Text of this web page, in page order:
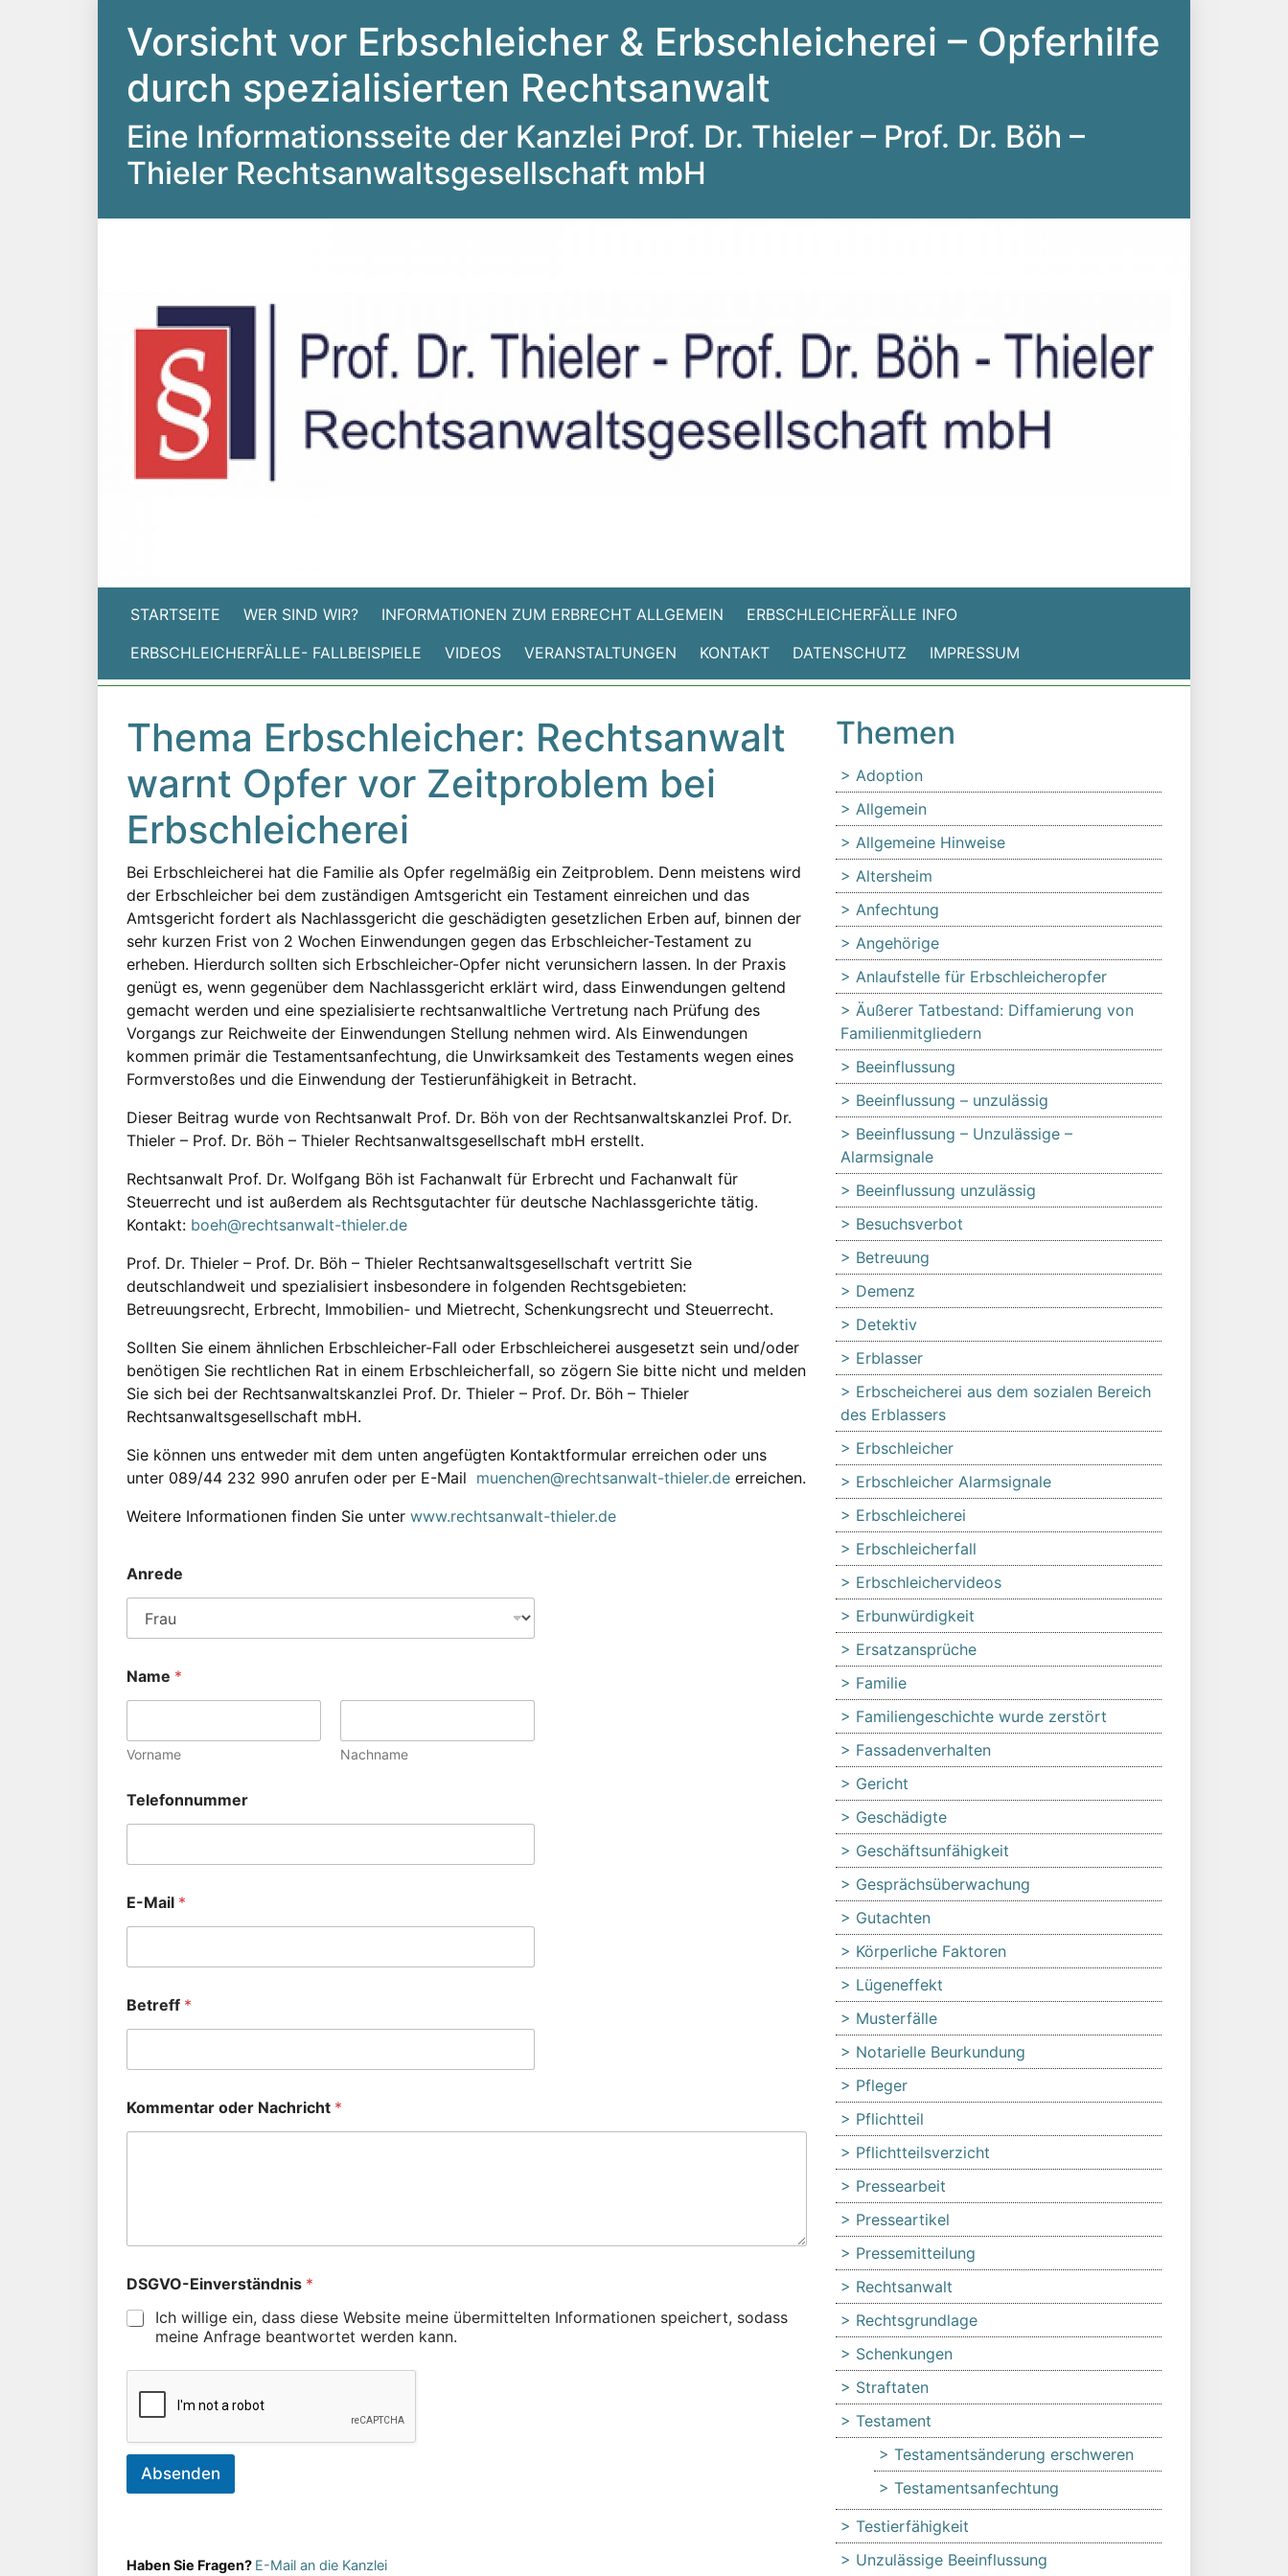
Vorsicht vor Erbschleicher & Erbschleicherei – Opferhilfe
durch spezialisierten Rechtsanwalt
Eine Informationsseite der Kanzlei Prof. Dr. Thieler – Prof. Dr. Böh –
Thieler Rechtsanwaltsgesellschaft mbH
STARTSEITE WER SIND WIR? INFORMATIONEN ZUM ERBRECHT ALLGEMEIN
ERBSCHLEICHERFÄLLE INFO
ERBSCHLEICHERFÄLLE- FALLBEISPIELE
VIDEOS VERANSTALTUNGEN KONTAKT DATENSCHUTZ IMPRESSUM
Thema Erbschleicher: Rechtsanwalt
warnt Opfer vor Zeitproblem bei
Erbschleicherei
Bei Erbschleicherei hat die Familie als Opfer regelmäßig ein Zeitproblem. Denn meistens wird
der Erbschleicher bei dem zuständigen Amtsgericht ein Testament einreichen und das
Amtsgericht fordert als Nachlassgericht die geschädigten gesetzlichen Erben auf, binnen der
sehr kurzen Frist von 2 Wochen Einwendungen gegen das Erbschleicher-Testament zu
erheben. Hierdurch sollten sich Erbschleicher-Opfer nicht verunsichern lassen. In der Praxis
genügt es, wenn gegenüber dem Nachlassgericht erklärt wird, dass Einwendungen geltend
gemacht werden und eine spezialisierte rechtsanwaltliche Vertretung nach Prüfung des
Vorgangs zur Reichweite der Einwendungen Stellung nehmen wird. Als Einwendungen
kommen primär die Testamentsanfechtung, die Unwirksamkeit des Testaments wegen eines
Formverstoßes und die Einwendung der Testierunfähigkeit in Betracht.
Dieser Beitrag wurde von Rechtsanwalt Prof. Dr. Böh von der Rechtsanwaltskanzlei Prof. Dr.
Thieler – Prof. Dr. Böh – Thieler Rechtsanwaltsgesellschaft mbH erstellt.
Rechtsanwalt Prof. Dr. Wolfgang Böh ist Fachanwalt für Erbrecht und Fachanwalt für
Steuerrecht und ist außerdem als Rechtsgutachter für deutsche Nachlassgerichte tätig.
Kontakt: boeh@rechtsanwalt-thieler.de
Prof. Dr. Thieler – Prof. Dr. Böh – Thieler Rechtsanwaltsgesellschaft vertritt Sie
deutschlandweit und spezialisiert insbesondere in folgenden Rechtsgebieten:
Betreuungsrecht, Erbrecht, Immobilien- und Mietrecht, Schenkungsrecht und Steuerrecht.
Sollten Sie einem ähnlichen Erbschleicher-Fall oder Erbschleicherei ausgesetzt sein und/oder
benötigen Sie rechtlichen Rat in einem Erbschleicherfall, so zögern Sie bitte nicht und melden
Sie sich bei der Rechtsanwaltskanzlei Prof. Dr. Thieler – Prof. Dr. Böh – Thieler
Rechtsanwaltsgesellschaft mbH.
Sie können uns entweder mit dem unten angefügten Kontaktformular erreichen oder uns
unter 089/44 232 990 anrufen oder per E-Mail muenchen@rechtsanwalt-thieler.de erreichen.
Weitere Informationen finden Sie unter www.rechtsanwalt-thieler.de
Anrede
Name *
Vorname Nachname
Telefonnummer
E-Mail *
Betreff *
Kommentar oder Nachricht *
DSGVO-Einverständnis *
Ich willige ein, dass diese Website meine übermittelten Informationen speichert, sodass
meine Anfrage beantwortet werden kann.
Absenden
Haben Sie Fragen? E-Mail an die Kanzlei
Themen
Adoption
Allgemein
Allgemeine Hinweise
Altersheim
Anfechtung
Angehörige
Anlaufstelle für Erbschleicheropfer
Äußerer Tatbestand: Diffamierung von
Familienmitgliedern
Beeinflussung
Beeinflussung – unzulässig
Beeinflussung – Unzulässige –
Alarmsignale
Beeinflussung unzulässig
Besuchsverbot
Betreuung
Demenz
Detektiv
Erblasser
Erbscheicherei aus dem sozialen Bereich
des Erblassers
Erbschleicher
Erbschleicher Alarmsignale
Erbschleicherei
Erbschleicherfall
Erbschleichervideos
Erbunwürdigkeit
Ersatzansprüche
Familie
Familiengeschichte wurde zerstört
Fassadenverhalten
Gericht
Geschädigte
Geschäftsunfähigkeit
Gesprächsüberwachung
Gutachten
Körperliche Faktoren
Lügeneffekt
Musterfälle
Notarielle Beurkundung
Pfleger
Pflichtteil
Pflichtteilsverzicht
Pressearbeit
Presseartikel
Pressemitteilung
Rechtsanwalt
Rechtsgrundlage
Schenkungen
Straftaten
Testament
Testamentsänderung erschweren
Testamentsanfechtung
Testierfähigkeit
Unzulässige Beeinflussung